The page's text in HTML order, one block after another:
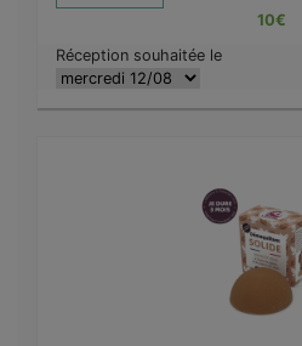
10€
Réception souhaitée le